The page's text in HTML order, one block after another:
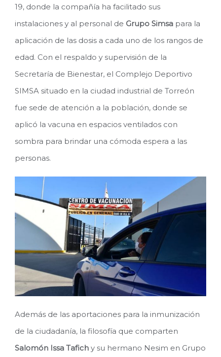
19, donde la compañía ha facilitado sus
instalaciones y al personal de Grupo Simsa para la
aplicación de las dosis a cada uno de los rangos de
edad. Con el respaldo y supervisión de la
Secretaría de Bienestar, el Complejo Deportivo
SIMSA situado en la ciudad industrial de Torreón
fue sede de atención a la población, donde se
aplicó la vacuna en espacios ventilados con
sombra para brindar una cómoda espera a las
personas.
Además de las aportaciones para la inmunización
de la ciudadanía, la filosofía que comparten
Salomón Issa Tafich y su hermano Nesim en Grupo